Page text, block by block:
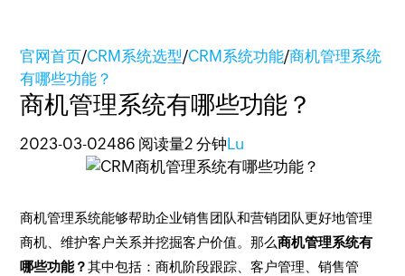
官网首页/CRM系统选型/CRM系统功能/商机管理系统
有哪些功能？
商机管理系统有哪些功能？
2023-03-02486 阅读量2 分钟 Lu
商机管理系统能够帮助企业销售团队和营销团队更好地管理
商机、维护客户关系并挖掘客户价值。那么商机管理系统有
哪些功能？其中包括：商机阶段跟踪、客户管理、销售管